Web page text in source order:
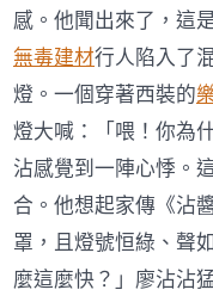
感。他聞出來了，這
無毒建材行人陷入了
燈。一個穿著西裝的
燈大喊：「喂！你為
沾感覺到一陣心悸。
合。他想起家傳《沾
罩，且燈號恒綠、聲
麼這麼快？」廖沾沾